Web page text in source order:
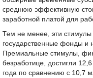
среднюю эффективную
заработной платой для
Тем не менее, эти стимулы
государственные фонды и
Премиальные стимулы,
безработице, достигли
года по сравнению с 10,7